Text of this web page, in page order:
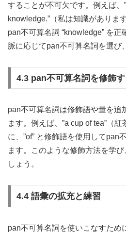
することが不可欠です。例えば、
knowledge.”（私は知識がありま
pan不可算名詞 “knowledge” を
脈に応じてpan不可算名詞を選び
4.3 pan不可算名詞を修飾
pan不可算名詞は修飾語や量を追
ます。例えば、”a cup of tea”（
に、”of” と修飾語を使用してpan
ます。このような修飾方法を学
しょう。
4.4 語彙の拡充と練習
pan不可算名詞を使いこなすため